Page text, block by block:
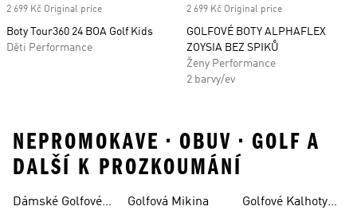
2 699 Kč Original price
Boty Tour360 24 BOA Golf Kids
Děti Performance
2 699 Kč Original price
GOLFOVÉ BOTY ALPHAFLEX
ZOYSIA BEZ SPIKŮ
Ženy Performance
2 barvy/ev
NEPROMOKAVE • OBUV • GOLF A
DALŠÍ K PROZKOUMÁNÍ
Dámské Golfové
Golfová Mikina
Golfové Kalhoty